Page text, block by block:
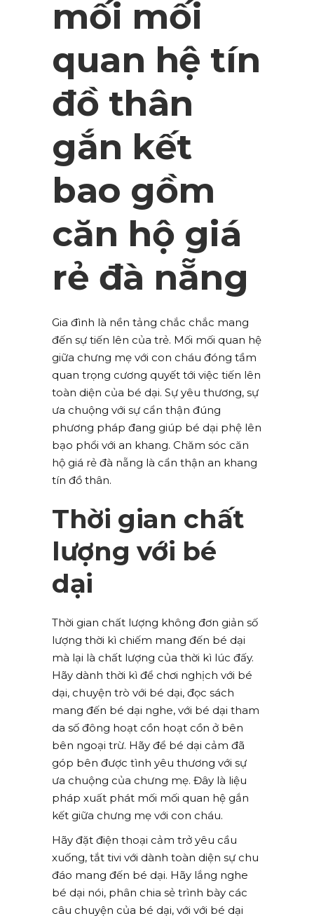
mối mối
quan hệ tín
đồ thân
gắn kết
bao gồm
căn hộ giá
rẻ đà nẵng
Gia đình là nền tảng chắc chắc mang
đến sự tiến lên của trẻ. Mối mối quan hệ
giữa chưng mẹ với con cháu đóng tầm
quan trọng cương quyết tới việc tiến lên
toàn diện của bé dại. Sự yêu thương, sự
ưa chuộng với sự cẩn thận đúng
phương pháp đang giúp bé dại phệ lên
bạo phổi với an khang. Chăm sóc căn
hộ giá rẻ đà nẵng là cẩn thận an khang
tín đồ thân.
Thời gian chất
lượng với bé
dại
Thời gian chất lượng không đơn giản số
lượng thời kì chiếm mang đến bé dại
mà lại là chất lượng của thời kì lúc đấy.
Hãy dành thời kì để chơi nghịch với bé
dại, chuyện trò với bé dại, đọc sách
mang đến bé dại nghe, với bé dại tham
da số đông hoạt cồn hoạt cồn ở bên
bên ngoại trừ. Hãy để bé dại cảm đã
góp bên được tình yêu thương với sự
ưa chuộng của chưng mẹ. Đây là liệu
pháp xuất phát mối mối quan hệ gắn
kết giữa chưng mẹ với con cháu.
Hãy đặt điện thoại cảm trở yêu cầu
xuống, tắt tivi với dành toàn diện sự chu
đáo mang đến bé dại. Hãy lắng nghe
bé dại nói, phân chia sẻ trình bày các
câu chuyện của bé dại, với với bé dại